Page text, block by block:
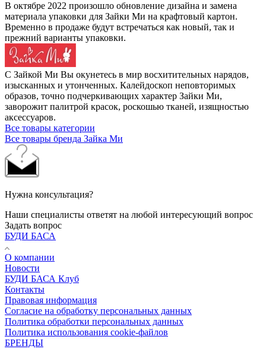
В октябре 2022 произошло обновление дизайна и замена
материала упаковки для Зайки Ми на крафтовый картон.
Временно в продаже будут встречаться как новый, так и
прежний варианты упаковки.
С Зайкой Ми Вы окунетесь в мир восхитительных нарядов,
изысканных и утонченных. Калейдоскоп неповторимых
образов, точно подчеркивающих характер Зайки Ми,
заворожит палитрой красок, роскошью тканей, изящностью
аксессуаров.
Все товары категории
Все товары бренда Зайка Ми
Нужна консультация?
Наши специалисты ответят на любой интересующий вопрос
Задать вопрос
БУДИ БАСА
О компании
Новости
БУДИ БАСА Клуб
Контакты
Правовая информация
Согласие на обработку персональных данных
Политика обработки персональных данных
Политика использования cookie-файлов
БРЕНДЫ